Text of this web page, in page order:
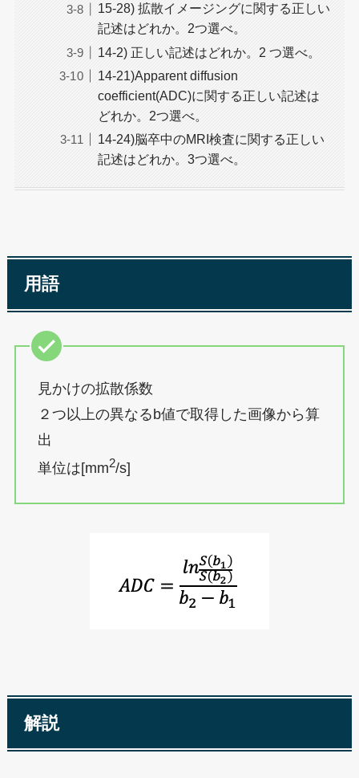
15-28) 拡散イメージングに関する正しい
記述はどれか。2つ選べ。
14-2) 正しい記述はどれか。2 つ選べ。
14-21)Apparent diffusion
coefficient(ADC)に関する正しい記述は
どれか。2つ選べ。
14-24)脳卒中のMRI検査に関する正しい
記述はどれか。3つ選べ。
用語
見かけの拡散係数
２つ以上の異なるb値で取得した画像から算
出
単位は[mm2/s]
解説